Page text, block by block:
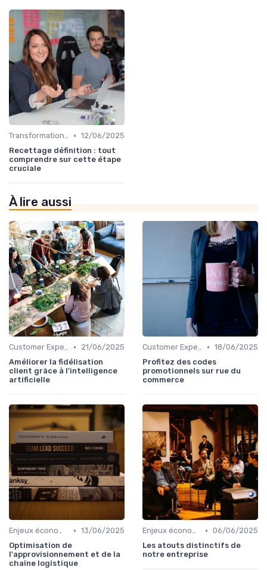
Transformation digitale des ventes • 12/06/2025
Recettage définition : tout
comprendre sur cette étape
cruciale
À lire aussi
Customer Experience & rétention clients •
21/06/2025
Améliorer la fidélisation
client grâce à l'intelligence
artificielle
Customer Experience & rétention clients • 18/06/2025
Profitez des codes
promotionnels sur rue du
commerce
Enjeux économiques et marché B2B • 13/06/2025
Optimisation de
l'approvisionnement et de la
chaîne logistique
Enjeux économiques et marché B2B • 06/06/2025
Les atouts distinctifs de
notre entreprise